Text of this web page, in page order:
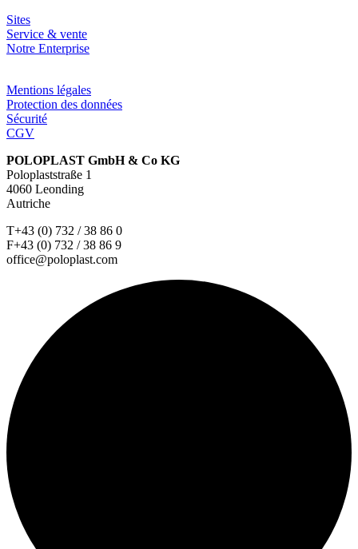
Sites
Service & vente
Notre Enterprise
Mentions légales
Protection des données
Sécurité
CGV
POLOPLAST GmbH & Co KG
Poloplaststraße 1
4060 Leonding
Autriche
T+43 (0) 732 / 38 86 0
F+43 (0) 732 / 38 86 9
office@poloplast.com